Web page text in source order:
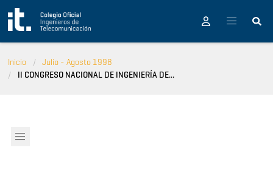
Pasar al contenido principal
Inicio
Julio - Agosto 1998
II CONGRESO NACIONAL DE INGENIERÍA DE...